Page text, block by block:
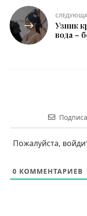
Узник
вода –
Пожалуйста,
0 КОММЕНТАРИЕВ